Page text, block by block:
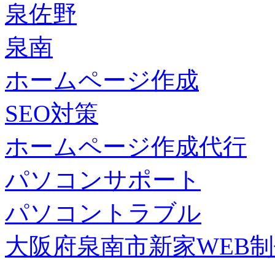
泉佐野
泉南
ホームページ作成
SEO対策
ホームページ作成代行
パソコンサポート
パソコントラブル
大阪府泉南市新家WEB